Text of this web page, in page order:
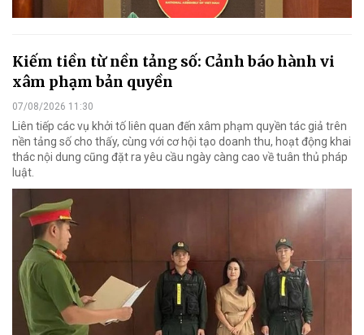
Kiếm tiền từ nền tảng số: Cảnh báo hành vi
xâm phạm bản quyền
07/08/2026 11:30
Liên tiếp các vụ khởi tố liên quan đến xâm phạm quyền tác giả trên
nền tảng số cho thấy, cùng với cơ hội tạo doanh thu, hoạt động khai
thác nội dung cũng đặt ra yêu cầu ngày càng cao về tuân thủ pháp
luật.